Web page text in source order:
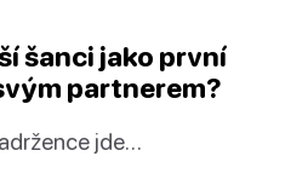
šanci jako první
partnerem?
jde…